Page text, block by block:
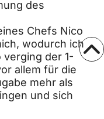
des
Chefs Nico
wodurch ich
der 1-
allem für die
mehr als
und sich